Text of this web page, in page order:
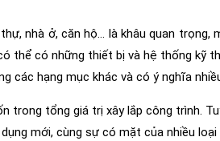
nhà ở, căn hộ… là khâu quan
thể có những thiết bị và hệ thống kỹ
các hạng mục khác và có ý nghĩa
tổng giá trị xây lắp công trình.
mới, cùng sự có mặt của nhiều